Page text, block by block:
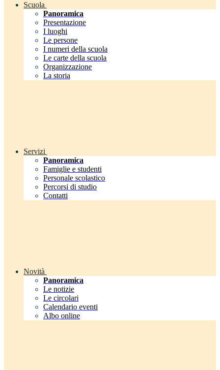
Scuola
Panoramica
Presentazione
I luoghi
Le persone
I numeri della scuola
Le carte della scuola
Organizzazione
La storia
Servizi
Panoramica
Famiglie e studenti
Personale scolastico
Percorsi di studio
Contatti
Novità
Panoramica
Le notizie
Le circolari
Calendario eventi
Albo online